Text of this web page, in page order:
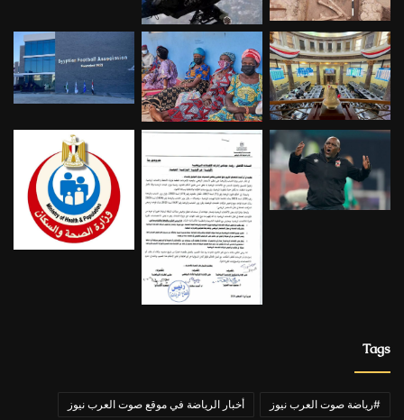
Tags
#رياضة صوت العرب نيوز أخبار الرياضة في موقع صوت العرب نيوز